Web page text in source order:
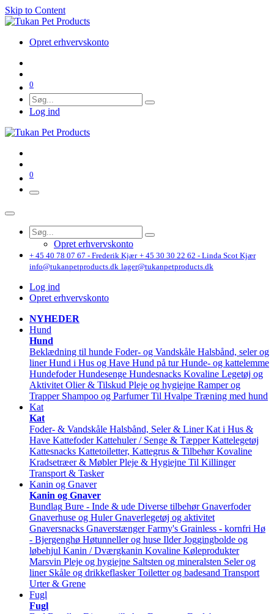
Skip to Content
Opret erhvervskonto
0
Log ind
0
Opret erhvervskonto
+ 45 40 78 07 67 - Frederik Kjær + 45 30 30 22 62 - Linda Scot Kjær
info@tukanpetproducts.dk lager@tukanpetproducts.dk
Log ind
Opret erhvervskonto
NYHEDER
Hund
Hund
Beklædning til hunde Foder- og Vandskåle Halsbånd, seler og
liner Hund i Hus og Have Hund på tur Hunde- og kattelemme
Hundefoder Hundesenge Hundesnacks Kovaline Legetøj og
Aktivitet Olier & Tilskud Pleje og hygiejne Ramper og
Trapper Shampoo og Parfumer Til Hvalpe Træning med hund
Kat
Kat
Foder- & Vandskåle Halsbånd, Seler & Liner Kat i Hus &
Have Kattefoder Kattehuler / Senge & Tæpper Kattelegetøj
Kattesnacks Kattetoiletter, Kattegrus & Tilbehør Kovaline
Kradsetræer & Møbler Pleje & Hygiejne Til Killinger
Transport & Tasker
Kanin og Gnaver
Kanin og Gnaver
Bundlag Bure - Inde & ude Diverse tilbehør Gnaverfoder
Gnaverhuse og Huler Gnaverlegetøj og aktivitet
Gnaversnacks Gnaverstænger Farmy's Grainless - kornfri Hø
- Bjergenghø Høtunneller og huse Ilder Joggingbolde og
løbehjul Kanin / Dværgkanin Kovaline Køleprodukter
Marsvin Pleje og hygiejne Saltsten og mineralsten Seler og
liner Skåle og drikkeflasker Toiletter og badesand Transport
Urter & Grene
Fugl
Fugl